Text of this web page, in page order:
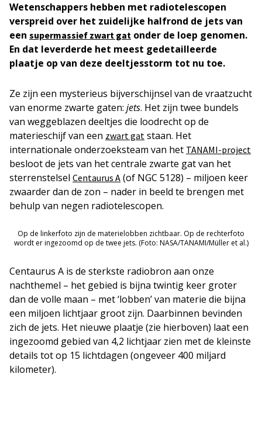
Wetenschappers hebben met radiotelescopen
verspreid over het zuidelijke halfrond de jets van
een supermassief zwart gat onder de loep genomen.
En dat leverderde het meest gedetailleerde
plaatje op van deze deeltjesstorm tot nu toe.
Ze zijn een mysterieus bijverschijnsel van de vraatzucht
van enorme zwarte gaten: jets. Het zijn twee bundels
van weggeblazen deeltjes die loodrecht op de
materieschijf van een zwart gat staan. Het
internationale onderzoeksteam van het TANAMI-project
besloot de jets van het centrale zwarte gat van het
sterrenstelsel Centaurus A (of NGC 5128) – miljoen keer
zwaarder dan de zon – nader in beeld te brengen met
behulp van negen radiotelescopen.
Op de linkerfoto zijn de materielobben zichtbaar. Op de rechterfoto
wordt er ingezoomd op de twee jets. (Foto: NASA/TANAMI/Müller et al.)
Centaurus A is de sterkste radiobron aan onze
nachthemel – het gebied is bijna twintig keer groter
dan de volle maan – met ‘lobben’ van materie die bijna
een miljoen lichtjaar groot zijn. Daarbinnen bevinden
zich de jets. Het nieuwe plaatje (zie hierboven) laat een
ingezoomd gebied van 4,2 lichtjaar zien met de kleinste
details tot op 15 lichtdagen (ongeveer 400 miljard
kilometer).